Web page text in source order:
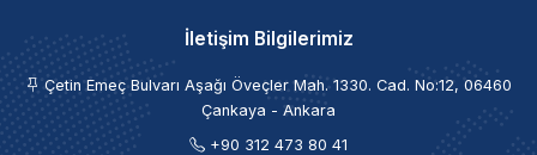
İletişim Bilgilerimiz
Çetin Emeç Bulvarı Aşağı Öveçler Mah. 1330. Cad. No:12, 06460
Çankaya - Ankara
+90 312 473 80 41